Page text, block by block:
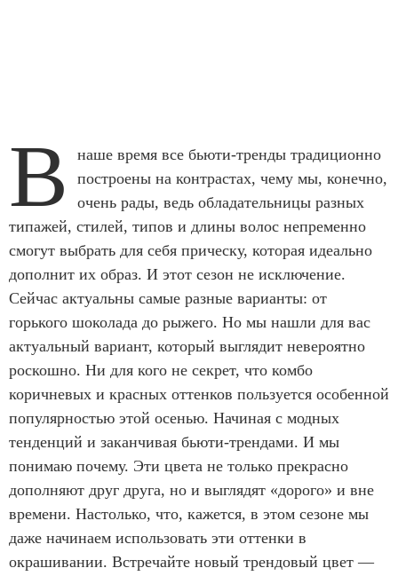
В
наше время все бьюти-тренды традиционно
построены на контрастах, чему мы, конечно,
очень рады, ведь обладательницы разных
типажей, стилей, типов и длины волос непременно
смогут выбрать для себя прическу, которая идеально
дополнит их образ. И этот сезон не исключение.
Сейчас актуальны самые разные варианты: от
горького шоколада до рыжего. Но мы нашли для вас
актуальный вариант, который выглядит невероятно
роскошно. Ни для кого не секрет, что комбо
коричневых и красных оттенков пользуется особенной
популярностью этой осенью. Начиная с модных
тенденций и заканчивая бьюти-трендами. И мы
понимаю почему. Эти цвета не только прекрасно
дополняют друг друга, но и выглядят «дорого» и вне
времени. Настолько, что, кажется, в этом сезоне мы
даже начинаем использовать эти оттенки в
окрашивании. Встречайте новый трендовый цвет —